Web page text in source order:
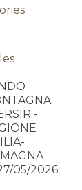
-
05/2026